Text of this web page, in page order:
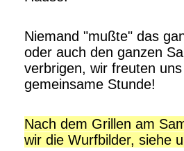
Niemand "mußte" das
oder auch den ganzen
verbrigen, wir freuten
gemeinsame Stunde!
Nach dem Grillen am
wir die Wurfbilder, siehe